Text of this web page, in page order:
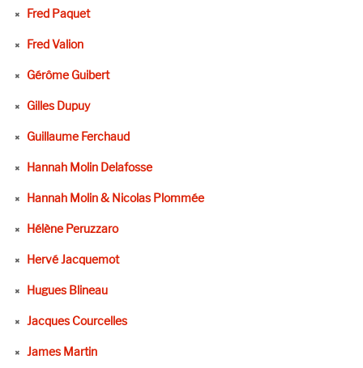
Fred Paquet
Fred Valion
Gérôme Guibert
Gilles Dupuy
Guillaume Ferchaud
Hannah Molin Delafosse
Hannah Molin & Nicolas Plommée
Hélène Peruzzaro
Hervé Jacquemot
Hugues Blineau
Jacques Courcelles
James Martin